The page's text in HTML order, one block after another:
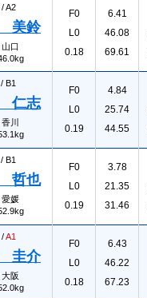
/A2
鈴
口
F0
L0
0.18
6.41
46.08
69.61
B1
志
川
F0
L0
0.19
4.84
25.74
44.55
B1
也
媛
F0
L0
0.19
3.78
21.35
31.46
/A1
圭介
阪
F0
L0
0.18
6.43
46.22
67.23